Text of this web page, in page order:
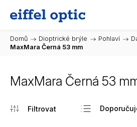
Domů / Dioptrické brýle / Pohlaví /
MaxMara Černá 53 mm
MaxMara Černá 53